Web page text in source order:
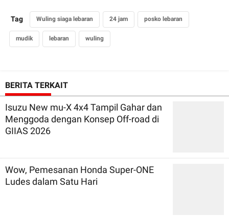
Tag Wuling siaga lebaran 24 jam posko lebaran
mudik lebaran wuling
BERITA TERKAIT
Isuzu New mu-X 4x4 Tampil Gahar dan
Menggoda dengan Konsep Off-road di
GIIAS 2026
Wow, Pemesanan Honda Super-ONE
Ludes dalam Satu Hari